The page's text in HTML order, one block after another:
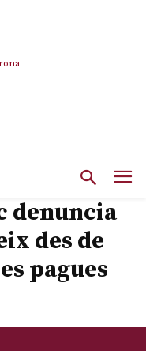
denuncia
des de
pagues